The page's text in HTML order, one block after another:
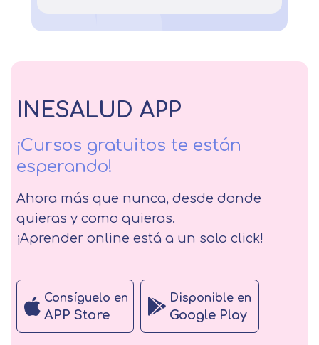
INESALUD APP
¡Cursos gratuitos te están
esperando!
Ahora más que nunca, desde donde
quieras y como quieras.
¡Aprender online está a un solo click!
Consíguelo en
APP Store
Disponible en
Google Play